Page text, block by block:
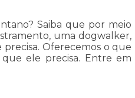
Saiba que por meio
uma dogwalker,
Oferecemos o que
ele precisa. Entre em